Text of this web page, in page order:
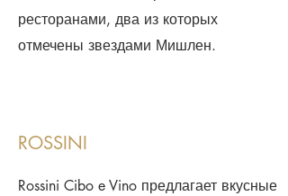
ресторанами, два из которых
отмечены звездами Мишлен.
ROSSINI
Rossini Cibo e Vino предлагает вкусные